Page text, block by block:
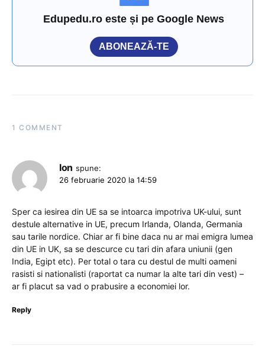
Edupedu.ro este și pe Google News
ABONEAZĂ-TE
1 COMMENT
Ion spune:
26 februarie 2020 la 14:59
Sper ca iesirea din UE sa se intoarca impotriva UK-ului, sunt
destule alternative in UE, precum Irlanda, Olanda, Germania
sau tarile nordice. Chiar ar fi bine daca nu ar mai emigra lumea
din UE in UK, sa se descurce cu tari din afara uniunii (gen
India, Egipt etc). Per total o tara cu destul de multi oameni
rasisti si nationalisti (raportat ca numar la alte tari din vest) –
ar fi placut sa vad o prabusire a economiei lor.
Reply